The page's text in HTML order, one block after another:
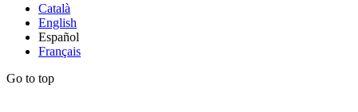
Català
English
Español
Français
Go to top